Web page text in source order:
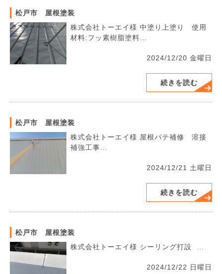
松戸市 屋根塗装
株式会社トーエイ様 中塗り上塗り 使用
材料:フッ素樹脂塗料...
2024/12/20 金曜日
続きを読む
松戸市 屋根塗装
株式会社トーエイ様 屋根パテ補修 溶接
補強工事...
2024/12/21 土曜日
続きを読む
松戸市 屋根塗装
株式会社トーエイ様 シーリング打設 ...
2024/12/22 日曜日